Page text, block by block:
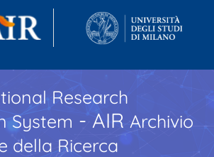
Research
System - AIR Archivio
della Ricerca